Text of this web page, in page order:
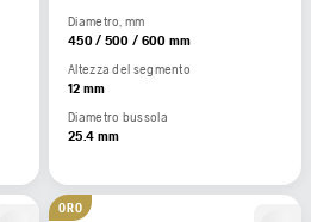
Diametro, mm
450 / 500 / 600 mm
Altezza del segmento
12 mm
Diametro bussola
25.4 mm
ORO